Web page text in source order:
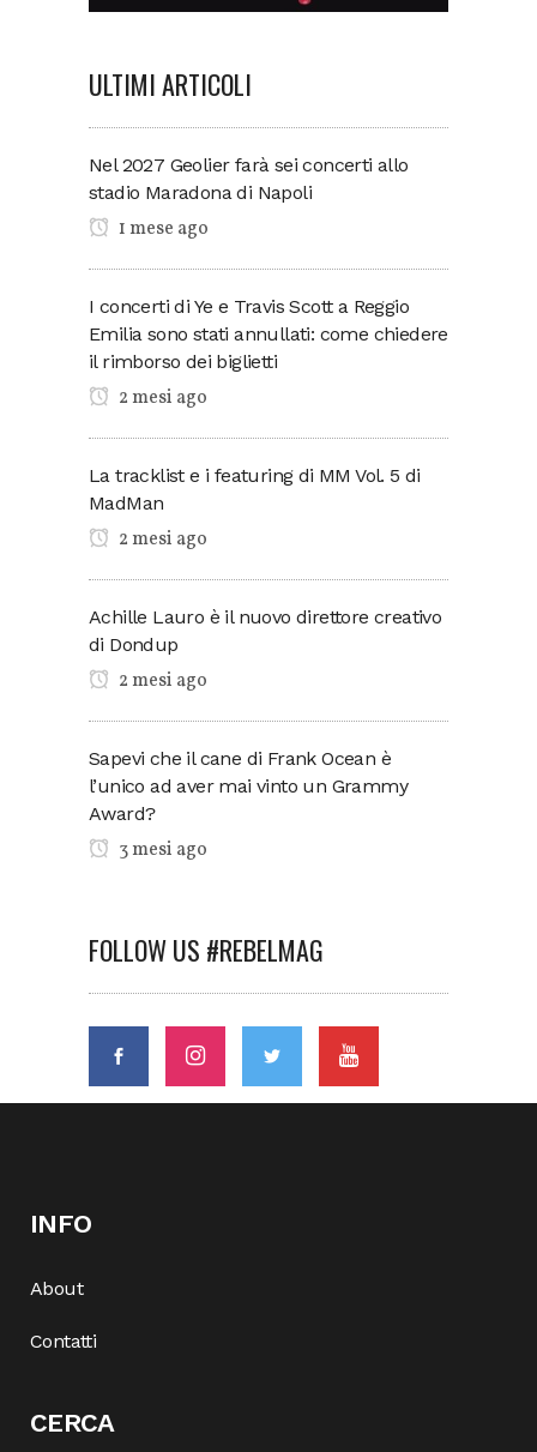
ULTIMI ARTICOLI
Nel 2027 Geolier farà sei concerti allo
stadio Maradona di Napoli
1 mese ago
I concerti di Ye e Travis Scott a Reggio
Emilia sono stati annullati: come chiedere
il rimborso dei biglietti
2 mesi ago
La tracklist e i featuring di MM Vol. 5 di
MadMan
2 mesi ago
Achille Lauro è il nuovo direttore creativo
di Dondup
2 mesi ago
Sapevi che il cane di Frank Ocean è
l’unico ad aver mai vinto un Grammy
Award?
3 mesi ago
FOLLOW US #REBELMAG
INFO
About
Contatti
CERCA